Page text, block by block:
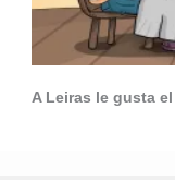
A Leiras le gusta